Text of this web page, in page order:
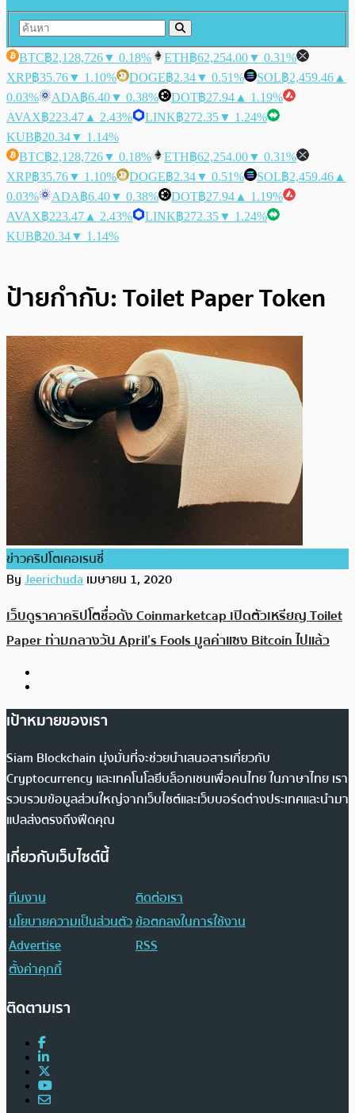
BTC฿2,128,726▼ 0.18% ETH฿62,254.00▼ 0.31%
XRP฿35.76▼ 1.10% DOGE฿2.34▼ 0.51% SOL฿2,459.46 ▲
0.03%
ADA฿6.40▼ 0.38% DOT฿27.94 ▲ 1.19%
AVAX฿223.47 ▲ 2.43% LINK฿272.35▼ 1.24%
KUB฿20.34▼ 1.14%
BTC฿2,128,726▼ 0.18% ETH฿62,254.00▼ 0.31%
XRP฿35.76▼ 1.10% DOGE฿2.34▼ 0.51% SOL฿2,459.46 ▲
0.03%
ADA฿6.40▼ 0.38% DOT฿27.94 ▲ 1.19%
AVAX฿223.47 ▲ 2.43% LINK฿272.35▼ 1.24%
KUB฿20.34▼ 1.14%
ป้ายกำกับ:Toilet Paper Token
ข่าวคริปโตเคอเรนซี่
ByJeerichudaเมษายน 1, 2020
เว็บดูราคาคริปโตชื่อดัง Coinmarketcap เปิดตัวเหรียญ Toilet
Paper ท่ามกลางวัน April’s Fools มูลค่าแซง Bitcoin ไปแล้ว
เป้าหมายของเรา
Siam Blockchain มุ่งมั่นที่จะช่วยนำเสนอสารเกี่ยวกับ
Cryptocurrency และเทคโนโลยีบล็อกเชนเพื่อคนไทย ในภาษาไทย เรา
รวบรวมข้อมูลส่วนใหญ่จากเว็บไซต์และเว็บบอร์ดต่างประเทศและนำมา
แปลส่งตรงถึงฟีดคุณ
เกี่ยวกับเว็บไซต์นี้
ทีมงาน
ติดต่อเรา
นโยบายความเป็นส่วนตัวข้อตกลงในการใช้งาน
Advertise
RSS
ตั้งค่าคุกกี้
ติดตามเรา